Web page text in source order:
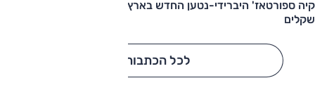
שקלים
לכל הכתבות